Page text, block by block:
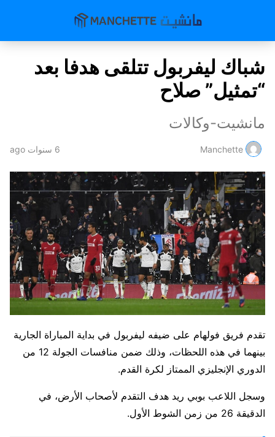
شباك ليفربول تتلقى هدفا بعد
“تمثيل” صلاح
مانشيت-وكالات
Manchette 6 سنوات ago
تقدم فريق فولهام على ضيفه ليفربول في بداية المباراة الجارية
بينهما في هذه اللحظات، وذلك ضمن منافسات الجولة 12 من
الدوري الإنجليزي الممتاز لكرة القدم.
وسجل اللاعب بوبي ريد هدف التقدم لأصحاب الأرض، في
الدقيقة 26 من زمن الشوط الأول.